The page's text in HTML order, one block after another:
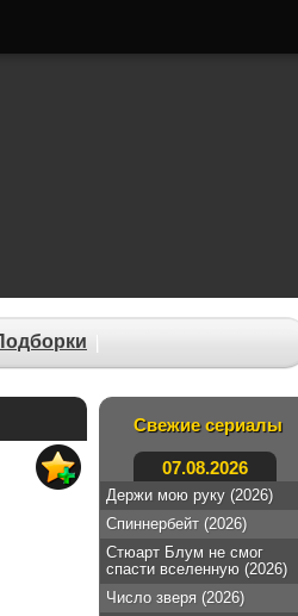
Свежие сериалы
07.08.2026
Держи мою руку (2026)
Спиннербейт (2026)
Стюарт Блум не смог
спасти вселенную (2026)
Число зверя (2026)